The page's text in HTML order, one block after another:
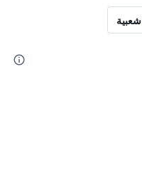
شعبية